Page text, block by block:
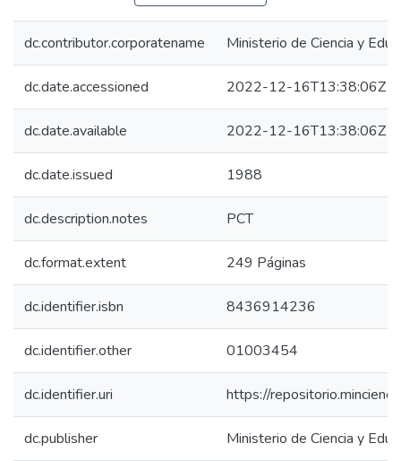
dc.contributor.corporatename Ministerio de Ciencia y
dc.date.accessioned 2022-12-16T13:38:06Z
dc.date.available 2022-12-16T13:38:06Z
dc.date.issued 1988
dc.description.notes PCT
dc.format.extent 249 Páginas
dc.identifier.isbn 8436914236
dc.identifier.other 01003454
dc.identifier.uri https://
dc.publisher Ministerio de Ciencia y